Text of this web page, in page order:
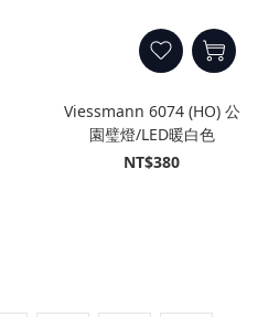
Viessmann 6074 (HO) 公
園璧燈/LED暖白色
NT$380